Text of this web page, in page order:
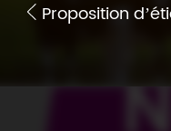
Proposition